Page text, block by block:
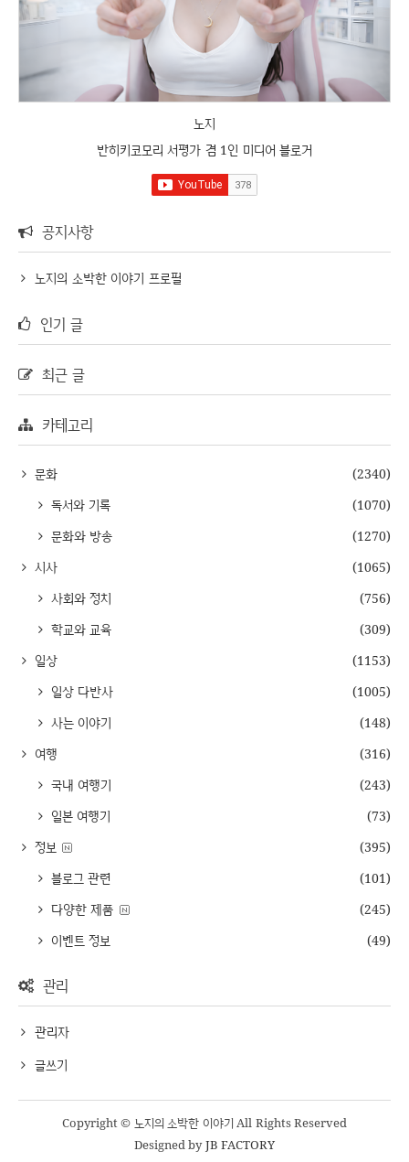
노지
반히키코모리 서평가 겸 1인 미디어 블로거
공지사항
노지의 소박한 이야기 프로필
인기 글
최근 글
카테고리
문화
(2340)
독서와 기록
(1070)
문화와 방송
(1270)
시사
(1065)
사회와 정치
(756)
학교와 교육
(309)
일상
(1153)
일상 다반사
(1005)
사는 이야기
(148)
여행
(316)
국내 여행기
(243)
일본 여행기
(73)
정보
(395)
블로그 관련
(101)
다양한 제품
(245)
이벤트 정보
(49)
관리
관리자
글쓰기
Copyright © 노지의 소박한 이야기 All Rights Reserved
Designed byJB FACTORY